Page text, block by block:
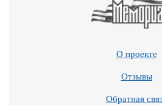
О проекте
Отзывы
Обратная